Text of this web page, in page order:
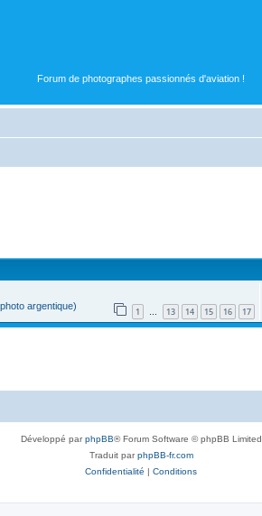
Forum de photographes passionnés d'aviation !
argentique) 1 … 13 14 15 16 17
Développé parphpBB® Forum Software © phpBB Limited
Traduit parphpBB-fr.com
Confidentialité | Conditions